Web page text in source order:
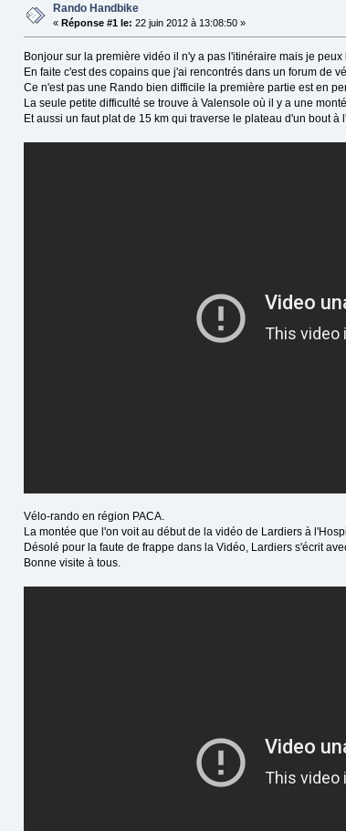
Rando Handbike
« Réponse #1 le: 22 juin 2012 à 13:08:50 »
Bonjour sur la première vidéo il n'y a pas l'itinéraire mais je
En faite c'est des copains que j'ai rencontrés dans un forum de
Ce n'est pas une Rando bien difficile la première partie est en
La seule petite difficulté se trouve à Valensole où il y a une
Et aussi un faut plat de 15 km qui traverse le plateau d'un bout
Vélo-rando en région PACA.
La montée que l'on voit au début de la vidéo de Lardiers à
Désolé pour la faute de frappe dans la Vidéo, Lardiers s'écrit
Bonne visite à tous.